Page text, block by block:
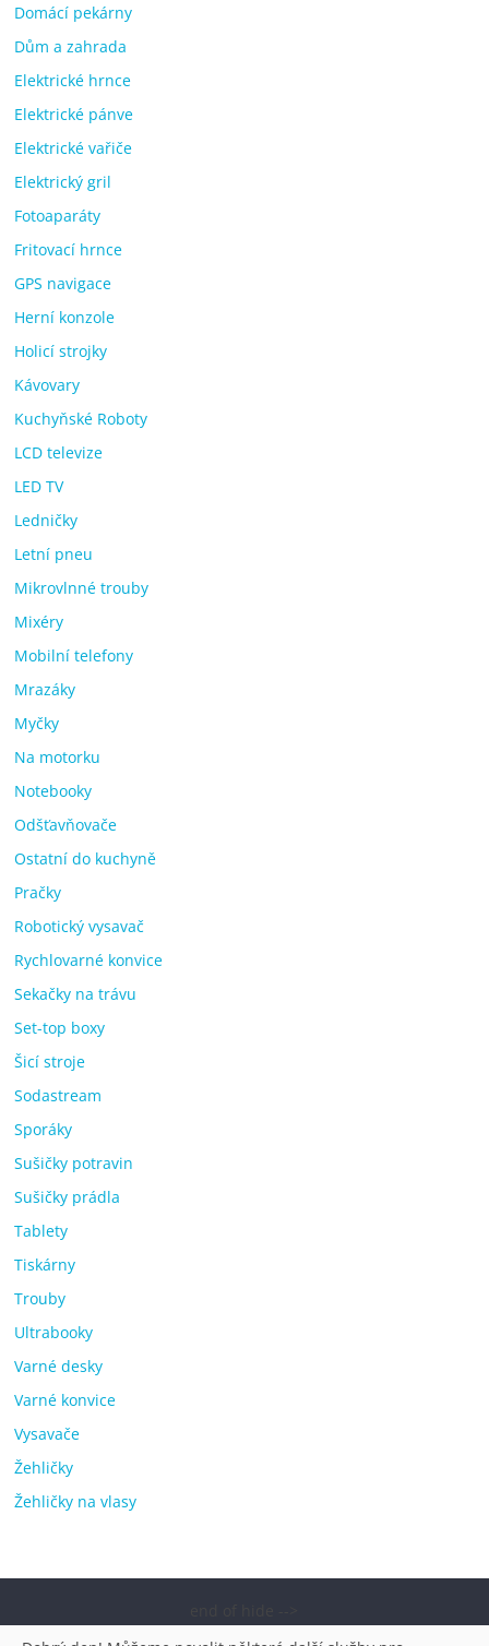
Domácí pekárny
Dům a zahrada
Elektrické hrnce
Elektrické pánve
Elektrické vařiče
Elektrický gril
Fotoaparáty
Fritovací hrnce
GPS navigace
Herní konzole
Holicí strojky
Kávovary
Kuchyňské Roboty
LCD televize
LED TV
Ledničky
Letní pneu
Mikrovlnné trouby
Mixéry
Mobilní telefony
Mrazáky
Myčky
Na motorku
Notebooky
Odšťavňovače
Ostatní do kuchyně
Pračky
Robotický vysavač
Rychlovarné konvice
Sekačky na trávu
Set-top boxy
Šicí stroje
Sodastream
Sporáky
Sušičky potravin
Sušičky prádla
Tablety
Tiskárny
Trouby
Ultrabooky
Varné desky
Varné konvice
Vysavače
Žehličky
Žehličky na vlasy